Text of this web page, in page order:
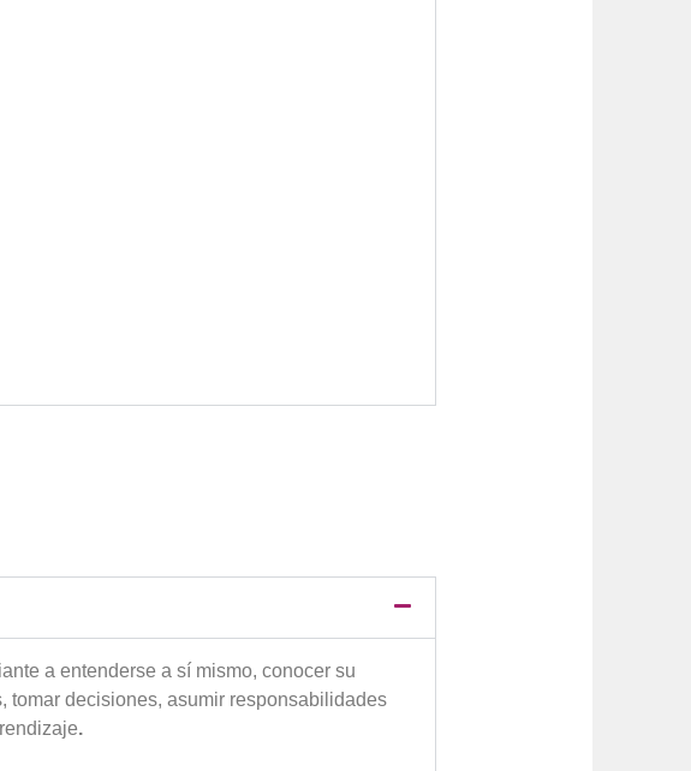
a entenderse a sí mismo, conocer su
tomar decisiones, asumir responsabilidades
.